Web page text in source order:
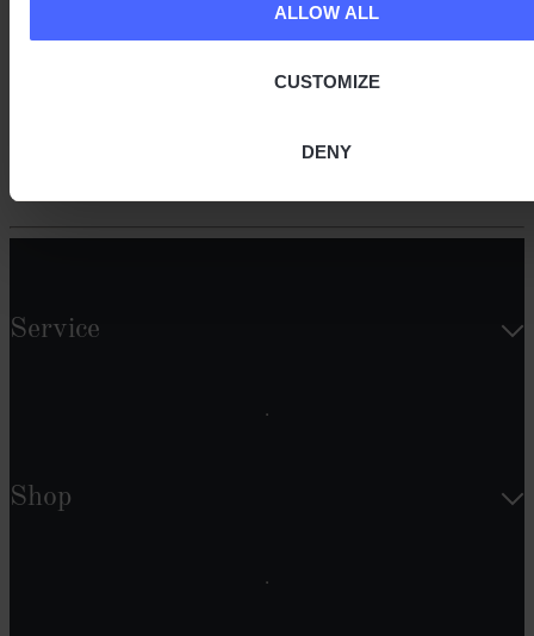
ALLOW ALL
CUSTOMIZE
DENY
Service
Shop